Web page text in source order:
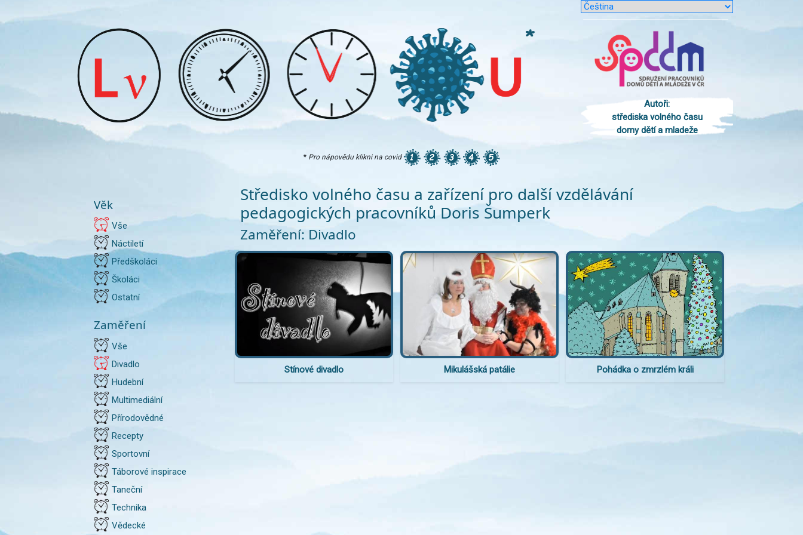
Autoři:
střediska volného času
domy dětí a mladeže
* Pro nápovědu klikni na covid
Věk
Vše
Náctiletí
Předškoláci
Školáci
Ostatní
Zaměření
Vše
Divadlo
Hudební
Multimediální
Přírodovědné
Recepty
Sportovní
Táborové inspirace
Taneční
Technika
Vědecké
Středisko volného času a zařízení pro další vzdělávání
pedagogických pracovníků Doris Šumperk
Zaměření: Divadlo
Stínové divadlo Mikulášská patálie Pohádka o zmrzlém králi